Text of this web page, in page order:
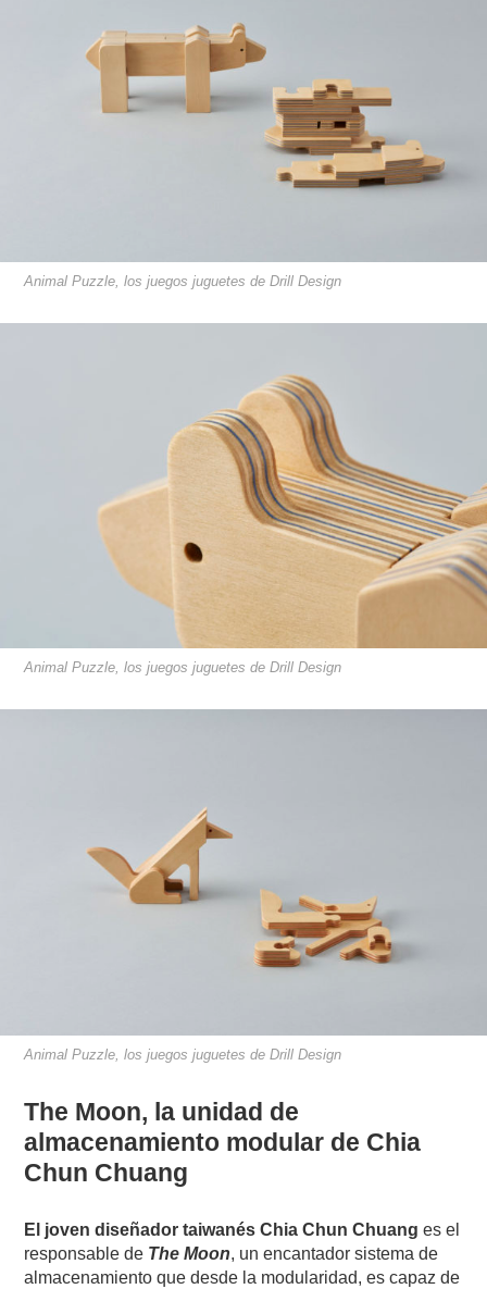
Animal Puzzle, los juegos juguetes de Drill Design
Animal Puzzle, los juegos juguetes de Drill Design
Animal Puzzle, los juegos juguetes de Drill Design
The Moon, la unidad de
almacenamiento modular de Chia
Chun Chuang
El joven diseñador taiwanés Chia Chun Chuang es el
responsable de The Moon, un encantador sistema de
almacenamiento que desde la modularidad, es capaz de